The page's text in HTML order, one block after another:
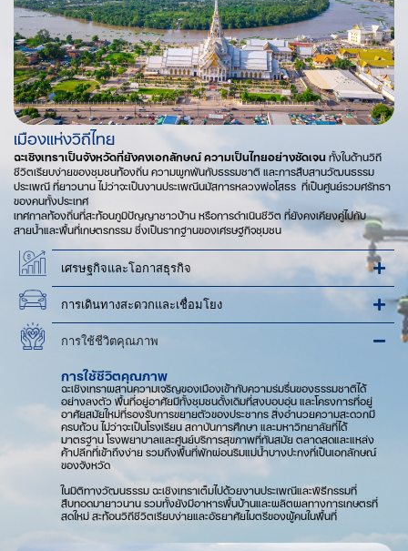
เมืองแห่งวิถีไทย
ฉะเชิงเทราเป็นจังหวัดที่ยังคงเอกลักษณ์ความเป็นไทยอย่างชัดเจนทั้งในด้านวิถี
ชีวิตเรียบง่ายของชุมชนท้องถิ่น ความผูกพันกับธรรมชาติ และการสืบสานวัฒนธรรม
ประเพณี ที่ยาวนาน ไม่ว่าจะเป็นงานประเพณีนมัสการหลวงพ่อโสธร ที่เป็นศูนย์รวมศรัทธา
ของคนทั้งประเทศ
เทศกาลท้องถิ่นที่สะท้อนภูมิปัญญาชาวบ้าน หรือการดำเนินชีวิต ที่ยังคงเคียงคู่ไปกับ
สายน้ำและพื้นที่เกษตรกรรม ซึ่งเป็นรากฐานของเศรษฐกิจชุมชน
เศรษฐกิจและโอกาสธุรกิจ
การเดินทางสะดวกและเชื่อมโยง
การใช้ชีวิตคุณภาพ
การใช้ชีวิตคุณภาพ
ฉะเชิงเทราผสานความเจริญของเมืองเข้ากับความร่มรื่นของธรรมชาติได้
อย่างลงตัว พื้นที่อยู่อาศัยมีทั้งชุมชนดั้งเดิมที่สงบอบอุ่น และโครงการที่อยู่
อาศัยสมัยใหม่ที่รองรับการขยายตัวของประชากร สิ่งอำนวยความสะดวกมี
ครบถ้วน ไม่ว่าจะเป็นโรงเรียน สถาบันการศึกษา และมหาวิทยาลัยที่ได้
มาตรฐาน โรงพยาบาลและศูนย์บริการสุขภาพที่ทันสมัย ตลาดสดและแหล่ง
ค้าปลีกที่เข้าถึงง่าย รวมถึงพื้นที่พักผ่อนริมแม่น้ำบางปะกงที่เป็นเอกลักษณ์
ของจังหวัด
ในมิติทางวัฒนธรรม ฉะเชิงเทราเต็มไปด้วยงานประเพณีและพิธีกรรมที่
สืบทอดมายาวนาน รวมทั้งยังมีอาหารพื้นบ้านและผลิตผลทางการเกษตรที่
สดใหม่ สะท้อนวิถีชีวิตเรียบง่ายและอัธยาศัยไมตรีของผู้คนในพื้นที่